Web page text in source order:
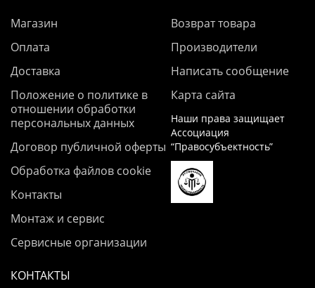
Магазин
Оплата
Доставка
Положение о политике в
отношении обработки
персональных данных
Договор публичной оферты
Обработка файлов cookie
Контакты
Монтаж и сервис
Сервисные организации
Возврат товара
Производители
Написать сообщение
Карта сайта
Наши права защищает
Ассоциация
“Правосубъектность”
КОНТАКТЫ